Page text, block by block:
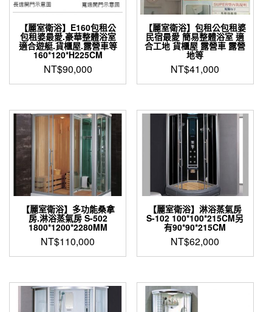
【麗室衛浴】E160包租公
包租婆最愛.豪華整體浴室
適合遊艇.貨櫃屋.露營車等
160*120*H225CM
NT$90,000
【麗室衛浴】包租公包租婆
民宿最愛 簡易整體浴室 適
合工地 貨櫃屋 露營車 露營
地等
NT$41,000
【麗室衛浴】多功能桑拿
房.淋浴蒸氣房 S-502
1800*1200*2280MM
NT$110,000
【麗室衛浴】淋浴蒸氣房
S-102 100*100*215CM另
有90*90*215CM
NT$62,000